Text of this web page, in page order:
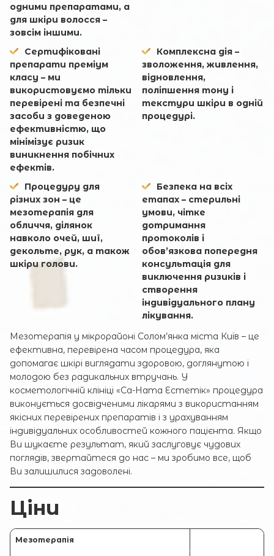
одними препаратами, а
для шкіри волосся –
зовсім іншими.
Сертифіковані
препарати преміум
класу – ми
використовуємо тільки
перевірені та безпечні
засоби з доведеною
ефективністю, що
мінімізує ризик
виникнення побічних
ефектів.
Комплексна дія –
зволоження, живлення,
відновлення,
поліпшення тону і
текстури шкіри в одній
процедурі.
Процедуру для
різних зон – це
мезотерапія для
обличчя, ділянок
навколо очей, шиї,
декольте, рук, а також
шкіри голови.
Безпека на всіх
етапах – стерильні
умови, чітке
дотримання
протоколів і
обов’язкова попередня
консультація для
виключення ризиків і
створення
індивідуального плану
лікування.
Мезотерапія у мікрорайоні Солом’янка міста Київ – це
ефективна, перевірена часом процедура, яка
допомагає шкірі виглядати здоровою, доглянутою і
молодою без радикальних втручань. У
косметологічній клініці «Са-Ната Естетік» процедура
виконується досвідченими лікарями з використанням
якісних перевірених препаратів і з урахуванням
індивідуальних особливостей кожного пацієнта. Якщо
Ви шукаєте результат, який заслуговує чудових
поглядів, звертайтеся до нас – ми зробимо все, щоб
Ви залишилися задоволені.
Ціни
Мезотерапія